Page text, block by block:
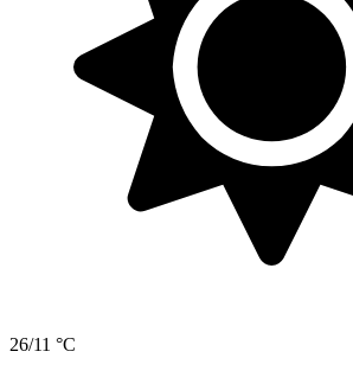
26/11 °C